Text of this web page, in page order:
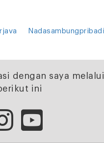
Nadasambungpribadi
dengan saya
ini